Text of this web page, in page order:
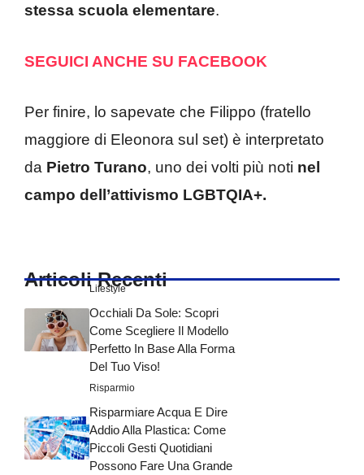
stessa scuola elementare.
SEGUICI ANCHE SU FACEBOOK
Per finire, lo sapevate che Filippo (fratello
maggiore di Eleonora sul set) è interpretato
da Pietro Turano, uno dei volti più noti nel
campo dell’attivismo LGBTQIA+.
Articoli Recenti
Lifestyle
Occhiali Da Sole: Scopri
Come Scegliere Il Modello
Perfetto In Base Alla Forma
Del Tuo Viso!
Risparmio
Risparmiare Acqua E Dire
Addio Alla Plastica: Come
Piccoli Gesti Quotidiani
Possono Fare Una Grande